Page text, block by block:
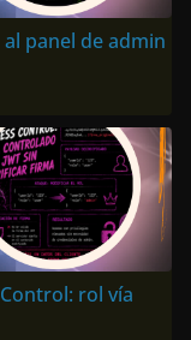
al panel de admin
rol vía